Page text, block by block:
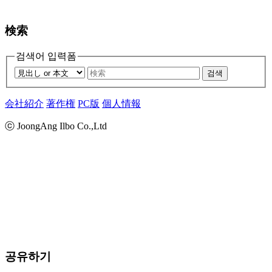
検索
검색어 입력폼
검색
会社紹介 著作権 PC版 個人情報
ⓒ JoongAng Ilbo Co.,Ltd
공유하기